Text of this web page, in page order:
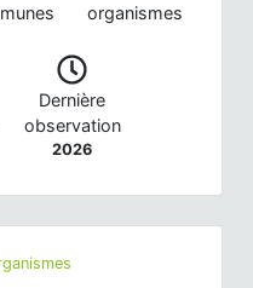
organismes
Dernière
observation
2026